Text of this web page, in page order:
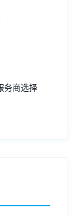
务商选择